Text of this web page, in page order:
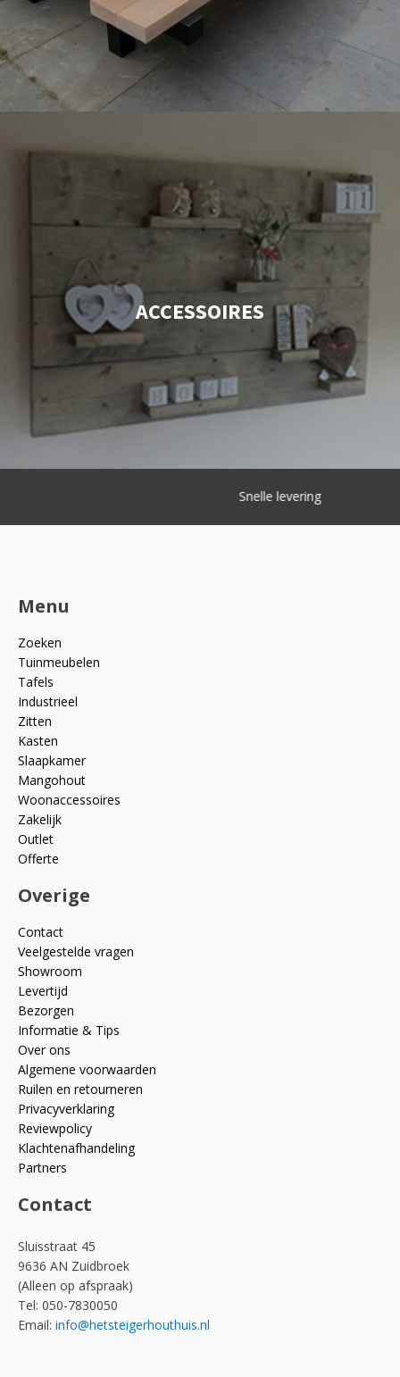
ACCESSOIRES
Snelle levering
Menu
Zoeken
Tuinmeubelen
Tafels
Industrieel
Zitten
Kasten
Slaapkamer
Mangohout
Woonaccessoires
Zakelijk
Outlet
Offerte
Overige
Contact
Veelgestelde vragen
Showroom
Levertijd
Bezorgen
Informatie & Tips
Over ons
Algemene voorwaarden
Ruilen en retourneren
Privacyverklaring
Reviewpolicy
Klachtenafhandeling
Partners
Contact
Sluisstraat 45
9636 AN Zuidbroek
(Alleen op afspraak)
Tel: 050-7830050
Email: info@hetsteigerhouthuis.nl